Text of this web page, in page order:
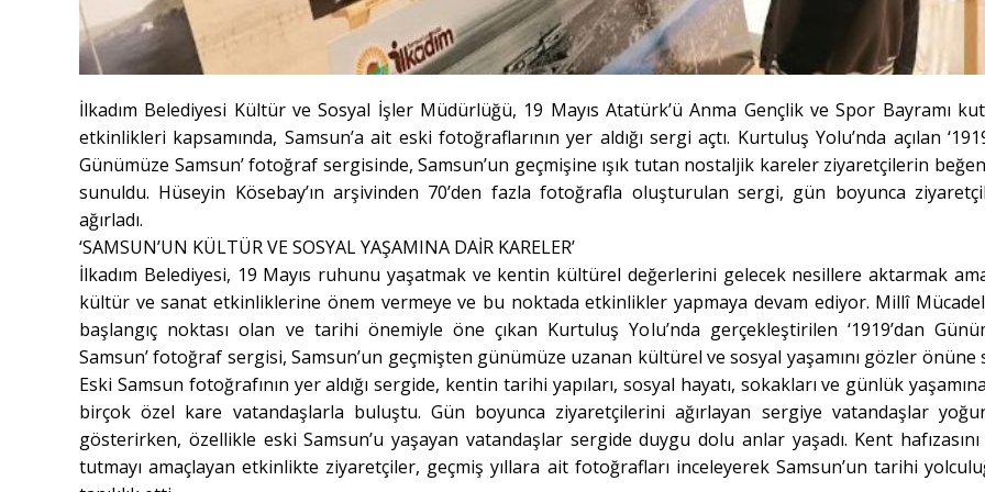
İlkadım Belediyesi Kültür ve Sosyal İşler Müdürlüğü, 19 Mayıs Atatürk’ü Anma Gençlik ve Spor Bayramı
etkinlikleri kapsamında, Samsun’a ait eski fotoğraflarının yer aldığı sergi açtı. Kurtuluş Yolu’nda açılan
Günümüze Samsun’ fotoğraf sergisinde, Samsun’un geçmişine ışık tutan nostaljik kareler ziyaretçilerin
sunuldu. Hüseyin Kösebay’ın arşivinden 70’den fazla fotoğrafla oluşturulan sergi, gün boyunca
ağırladı.
‘SAMSUN’UN KÜLTÜR VE SOSYAL YAŞAMINA DAİR KARELER’
İlkadım Belediyesi, 19 Mayıs ruhunu yaşatmak ve kentin kültürel değerlerini gelecek nesillere aktarmak
kültür ve sanat etkinliklerine önem vermeye ve bu noktada etkinlikler yapmaya devam ediyor. Millî
başlangıç noktası olan ve tarihi önemiyle öne çıkan Kurtuluş Yolu’nda gerçekleştirilen ‘1919’dan
Samsun’ fotoğraf sergisi, Samsun’un geçmişten günümüze uzanan kültürel ve sosyal yaşamını gözler önüne
Eski Samsun fotoğrafının yer aldığı sergide, kentin tarihi yapıları, sosyal hayatı, sokakları ve günlük
birçok özel kare vatandaşlarla buluştu. Gün boyunca ziyaretçilerini ağırlayan sergiye vatandaşlar
gösterirken, özellikle eski Samsun’u yaşayan vatandaşlar sergide duygu dolu anlar yaşadı. Kent hafızasını
tutmayı amaçlayan etkinlikte ziyaretçiler, geçmiş yıllara ait fotoğrafları inceleyerek Samsun’un tarihi